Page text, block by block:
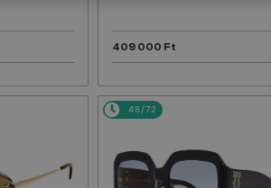
409 000 Ft
48/72